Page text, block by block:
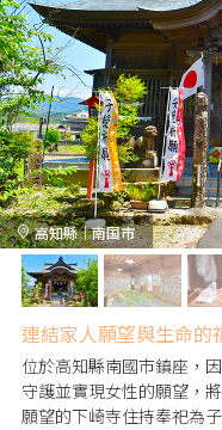
高知縣｜南国市
連結家人願望與生命的
位於高知縣南國市鎮座，
守護並實現女性的願望，
願望的下崎寺住持奉祀為